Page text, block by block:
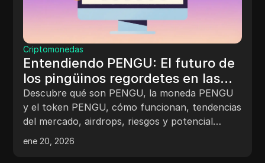
Criptomonedas
Entendiendo PENGU: El futuro de
los pingüinos regordetes en las
criptomonedas
Descubre qué son PENGU, la moneda PENGU
y el token PENGU, cómo funcionan, tendencias
del mercado, airdrops, riesgos y potencial
futuro en el ecosistema Pudgy Penguins.
ene 20, 2026